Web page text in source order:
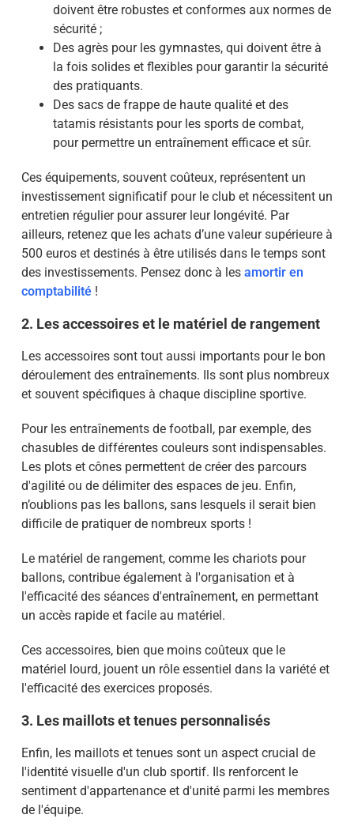
doivent être robustes et conformes aux normes de
sécurité ;
Des agrès pour les gymnastes, qui doivent être à
la fois solides et flexibles pour garantir la sécurité
des pratiquants.
Des sacs de frappe de haute qualité et des
tatamis résistants pour les sports de combat,
pour permettre un entraînement efficace et sûr.
Ces équipements, souvent coûteux, représentent un
investissement significatif pour le club et nécessitent un
entretien régulier pour assurer leur longévité. Par
ailleurs, retenez que les achats d’une valeur supérieure à
500 euros et destinés à être utilisés dans le temps sont
des investissements. Pensez donc à les amortir en
comptabilité!
2. Les accessoires et le matériel de rangement
Les accessoires sont tout aussi importants pour le bon
déroulement des entraînements. Ils sont plus nombreux
et souvent spécifiques à chaque discipline sportive.
Pour les entraînements de football, par exemple, des
chasubles de différentes couleurs sont indispensables.
Les plots et cônes permettent de créer des parcours
d'agilité ou de délimiter des espaces de jeu. Enfin,
n’oublions pas les ballons, sans lesquels il serait bien
difficile de pratiquer de nombreux sports !
Le matériel de rangement, comme les chariots pour
ballons, contribue également à l'organisation et à
l'efficacité des séances d'entraînement, en permettant
un accès rapide et facile au matériel.
Ces accessoires, bien que moins coûteux que le
matériel lourd, jouent un rôle essentiel dans la variété et
l'efficacité des exercices proposés.
3. Les maillots et tenues personnalisés
Enfin, les maillots et tenues sont un aspect crucial de
l'identité visuelle d'un club sportif. Ils renforcent le
sentiment d'appartenance et d'unité parmi les membres
de l'équipe.